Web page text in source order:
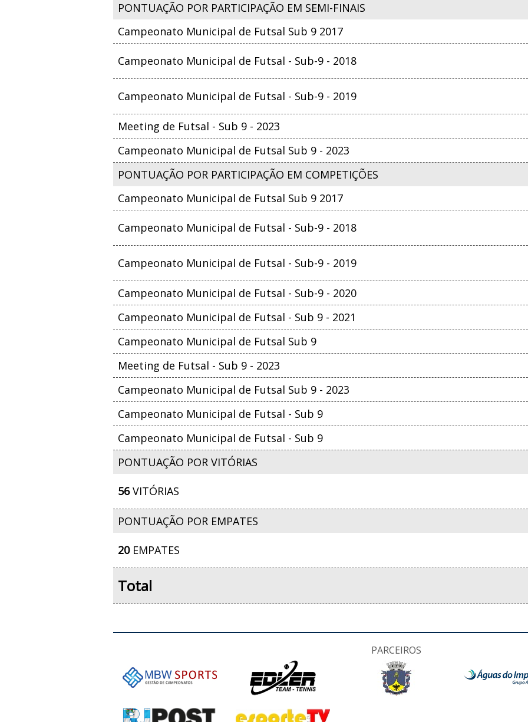
PONTUAÇÃO POR PARTICIPAÇÃO EM SEMI-FINAIS
Campeonato Municipal de Futsal Sub 9 2017
Campeonato Municipal de Futsal - Sub-9 - 2018
Campeonato Municipal de Futsal - Sub-9 - 2019
Meeting de Futsal - Sub 9 - 2023
Campeonato Municipal de Futsal Sub 9 - 2023
PONTUAÇÃO POR PARTICIPAÇÃO EM COMPETIÇÕES
Campeonato Municipal de Futsal Sub 9 2017
Campeonato Municipal de Futsal - Sub-9 - 2018
Campeonato Municipal de Futsal - Sub-9 - 2019
Campeonato Municipal de Futsal - Sub-9 - 2020
Campeonato Municipal de Futsal - Sub 9 - 2021
Campeonato Municipal de Futsal Sub 9
Meeting de Futsal - Sub 9 - 2023
Campeonato Municipal de Futsal Sub 9 - 2023
Campeonato Municipal de Futsal - Sub 9
Campeonato Municipal de Futsal - Sub 9
PONTUAÇÃO POR VITÓRIAS
56VITÓRIAS
PONTUAÇÃO POR EMPATES
20EMPATES
Total
PARCEIROS